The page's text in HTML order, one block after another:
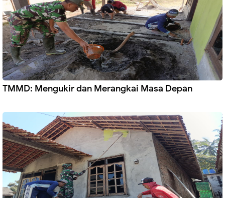
TMMD: Mengukir dan Merangkai Masa Depan